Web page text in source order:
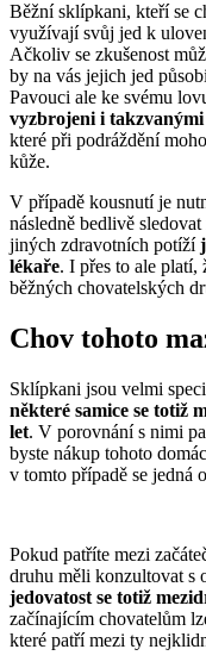
Běžní sklípkani, kteří se
využívají svůj jed k
Ačkoliv se zkušenost
by na vás jejich jed
Pavouci ale ke svému
vyzbrojeni i
které při podráždění
kůže.
V případě kousnutí je
následně bedlivě
jiných zdravotních potíží
lékaře. I přes to ale platí,
běžných chovatelských
Chov tohoto
Sklípkani jsou velmi
některé samice se totiž
let. V porovnání s nimi
byste nákup tohoto
v tomto případě se jedná o
Pokud patříte mezi
druhu měli konzultovat s
jedovatost se totiž
začínajícím chovatelům
které patří mezi ty